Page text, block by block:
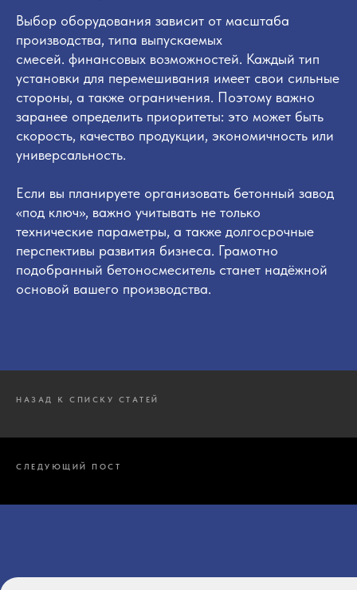
Выбор оборудования зависит от масштаба
производства, типа выпускаемых
смесей. финансовых возможностей. Каждый тип
установки для перемешивания имеет свои сильные
стороны, а также ограничения. Поэтому важно
заранее определить приоритеты: это может быть
скорость, качество продукции, экономичность или
универсальность.
Если вы планируете организовать бетонный завод
«под ключ», важно учитывать не только
технические параметры, а также долгосрочные
перспективы развития бизнеса. Грамотно
подобранный бетоносмеситель станет надёжной
основой вашего производства.
НАЗАД К СПИСКУ СТАТЕЙ
СЛЕДУЮЩИЙ ПОСТ